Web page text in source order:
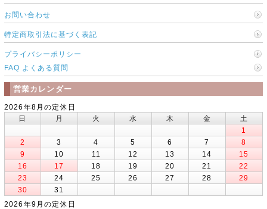
お問い合わせ
特定商取引法に基づく表記
プライバシーポリシー
FAQ よくある質問
営業カレンダー
2026年8月の定休日
日
月 火 水 木 金
土
1
2
3 4 5 6 7
8
9
10 11 12 13 14
15
16
17 18 19 20 21
22
23
24 25 26 27 28
29
30
31
2026年9月の定休日